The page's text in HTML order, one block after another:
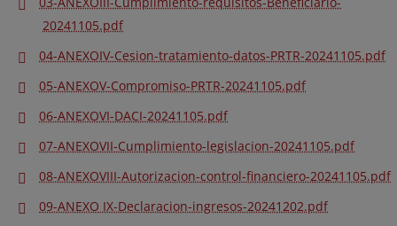
20241105.pdf
04-ANEXOIV-Cesion-tratamiento-datos-PRTR-20241105.pdf
05-ANEXOV-Compromiso-PRTR-20241105.pdf
06-ANEXOVI-DACI-20241105.pdf
07-ANEXOVII-Cumplimiento-legislacion-20241105.pdf
08-ANEXOVIII-Autorizacion-control-financiero-20241105.pdf
09-ANEXO IX-Declaracion-ingresos-20241202.pdf